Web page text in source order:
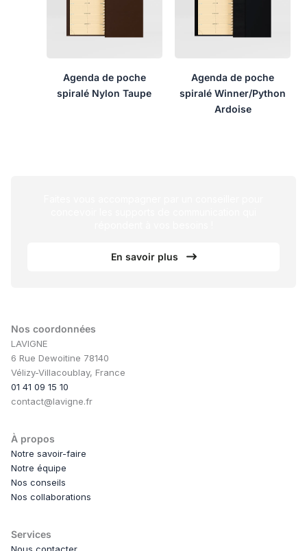
Agenda de poche
spiralé Nylon Taupe
Agenda de poche
spiralé Winner/Python
Ardoise
En savoir plus
Nos coordonnées
LAVIGNE
6 Rue Dewoitine 78140
Vélizy-Villacoublay, France
01 41 09 15 10
contact@lavigne.fr
À propos
Notre savoir-faire
Notre équipe
Nos conseils
Nos collaborations
Services
Nous contacter